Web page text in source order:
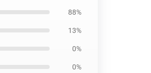
88%
13%
0%
0%